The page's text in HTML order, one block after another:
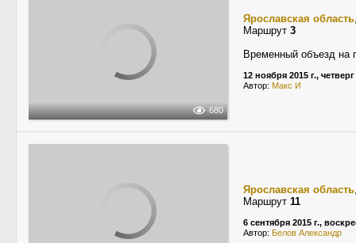
680
Ярославская область
Маршрут 3
Временный объезд на
12 ноября 2015 г., четверг
Автор: Макс И
Ярославская область
Маршрут 11
6 сентября 2015 г.,
Автор: Белов Александр